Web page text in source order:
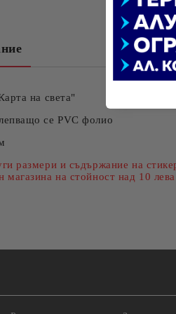
на света"
се PVC фолио
размери и съдържание на
магазина на стойност над 10 лева